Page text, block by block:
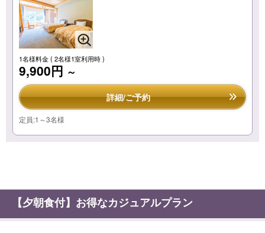
1名様料金( 2名様1室利用時 )
9,900円 ～
詳細/ご予約
定員:1～3名様
【夕朝食付】お得なカジュアルプラン